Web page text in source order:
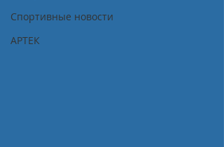
Спортивные новости
АРТЕК